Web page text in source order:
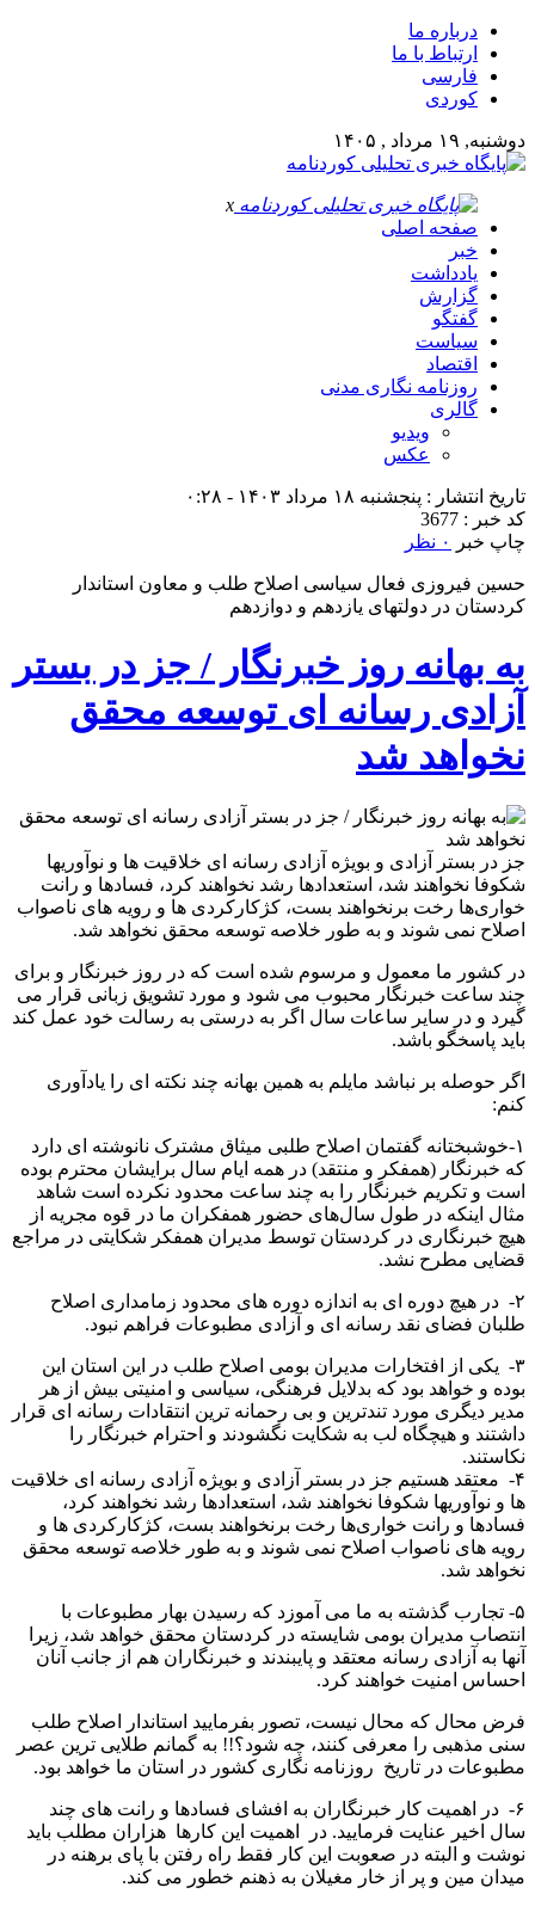
درباره ما
ارتباط با ما
فارسی
کوردی
دوشنبه, ۱۹ مرداد , ۱۴۰۵
x
صفحه اصلی
خبر
یادداشت
گزارش
گفتگو
سیاست
اقتصاد
روزنامه نگاری مدنی
گالری
ویدیو
عکس
تاریخ انتشار : پنجشنبه ۱۸ مرداد ۱۴۰۳ - ۰:۲۸
کد خبر : 3677
چاپ خبر
۰ نظر
حسین فیروزی فعال سیاسی اصلاح طلب و معاون استاندار
کردستان در دولتهای یازدهم و دوازدهم
به بهانه روز خبرنگار / جز در بستر
آزادی رسانه ای توسعه محقق
نخواهد شد
جز در بستر آزادی و بویژه آزادی رسانه ای خلاقیت ها و نوآوریها
شکوفا نخواهند شد، استعدادها رشد نخواهند کرد، فسادها و رانت
خواری‌ها رخت برنخواهند بست، کژکارکردی ها و رویه های ناصواب
اصلاح نمی شوند و به طور خلاصه توسعه محقق نخواهد شد.
در کشور ما معمول و مرسوم شده است که در روز خبرنگار و برای
چند ساعت خبرنگار محبوب می شود و مورد تشویق زبانی قرار می
گیرد و در سایر ساعات سال اگر به درستی به رسالت خود عمل کند
باید پاسخگو باشد.
اگر حوصله بر نباشد مایلم به همین بهانه چند نکته ای را یادآوری
کنم:
۱-خوشبختانه گفتمان اصلاح طلبی میثاق مشترک نانوشته ای دارد
که خبرنگار (همفکر و منتقد) در همه ایام سال برایشان محترم بوده
است و تکریم خبرنگار را به چند ساعت محدود نکرده است شاهد
مثال اینکه در طول سال‌های حضور همفکران ما در قوه مجریه از
هیچ خبرنگاری در کردستان توسط مدیران همفکر شکایتی در مراجع
قضایی مطرح نشد.
۲- در هیچ دوره ای به اندازه دوره های محدود زمامداری اصلاح
طلبان فضای نقد رسانه ای و آزادی مطبوعات فراهم نبود.
۳- یکی از افتخارات مدیران بومی اصلاح طلب در این استان این
بوده و خواهد بود که بدلایل فرهنگی، سیاسی و امنیتی بیش از هر
مدیر دیگری مورد تندترین و بی رحمانه ترین انتقادات رسانه ای قرار
داشتند و هیچگاه لب به شکایت نگشودند و احترام خبرنگار را
نکاستند.
۴- معتقد هستیم جز در بستر آزادی و بویژه آزادی رسانه ای خلاقیت
ها و نوآوریها شکوفا نخواهند شد، استعدادها رشد نخواهند کرد،
فسادها و رانت خواری‌ها رخت برنخواهند بست، کژکارکردی ها و
رویه های ناصواب اصلاح نمی شوند و به طور خلاصه توسعه محقق
نخواهد شد.
۵- تجارب گذشته به ما می آموزد که رسیدن بهار مطبوعات با
انتصاب مدیران بومی شایسته در کردستان محقق خواهد شد، زیرا
آنها به آزادی رسانه معتقد و پایبندند و خبرنگاران هم از جانب آنان
احساس امنیت خواهند کرد.
فرض محال که محال نیست، تصور بفرمایید استاندار اصلاح طلب
سنی مذهبی را معرفی کنند، چه شود؟!! به گمانم طلایی ترین عصر
مطبوعات در تاریخ روزنامه نگاری کشور در استان ما خواهد بود.
۶- در اهمیت کار خبرنگاران به افشای فسادها و رانت های چند
سال اخیر عنایت فرمایید. در اهمیت این کارها هزاران مطلب باید
نوشت و البته در صعوبت این کار فقط راه رفتن با پای برهنه در
میدان مین و پر از خار مغیلان به ذهنم خطور می کند.